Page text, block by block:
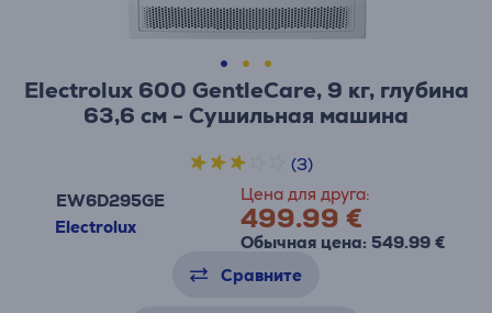
Electrolux 600 GentleCare, 9 кг, глубина
63,6 см - Сушильная машина
EW6D295GE
Electrolux
Цена для друга:
499.99 €
Обычная цена: 549.99 €
(3)
Сравните